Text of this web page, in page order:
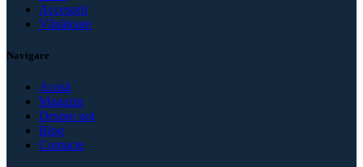
Accesorii
Vânătoare
Navigare
Acasă
Magazin
Despre noi
Blog
Contacte